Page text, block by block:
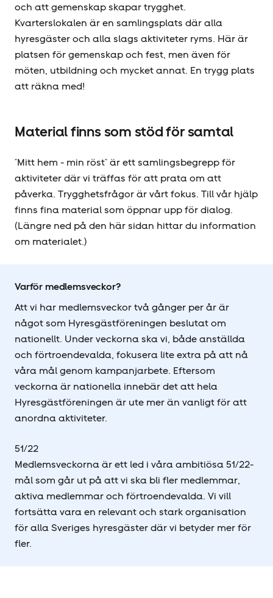
och att gemenskap skapar trygghet.
Kvarterslokalen är en samlingsplats där alla
hyresgäster och alla slags aktiviteter ryms. Här är
platsen för gemenskap och fest, men även för
möten, utbildning och mycket annat. En trygg plats
att räkna med!
Material finns som stöd för samtal
"Mitt hem - min röst" är ett samlingsbegrepp för
aktiviteter där vi träffas för att prata om att
påverka. Trygghetsfrågor är vårt fokus. Till vår hjälp
finns fina material som öppnar upp för dialog.
(Längre ned på den här sidan hittar du information
om materialet.)
Varför medlemsveckor?
Att vi har medlemsveckor två gånger per år är
något som Hyresgäst­föreningen beslutat om
nationellt. Under veckorna ska vi, både anställda
och förtroendevalda, fokusera lite extra på att nå
våra mål genom kampanjarbete. Eftersom
veckorna är nationella innebär det att hela
Hyresgäst­föreningen är ute mer än vanligt för att
anordna aktiviteter.
51/22
Medlemsveckorna är ett led i våra ambitiösa 51/22-
mål som går ut på att vi ska bli fler medlemmar,
aktiva medlemmar och förtroendevalda. Vi vill
fortsätta vara en relevant och stark organisation
för alla Sveriges hyresgäster där vi betyder mer för
fler.